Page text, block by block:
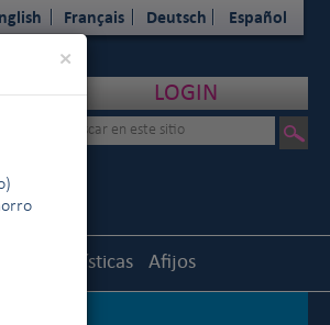
×Close
Français Deutsch Español
LOGIN
Estadísticas Afijos